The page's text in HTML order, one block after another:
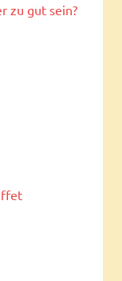
zu gut sein?